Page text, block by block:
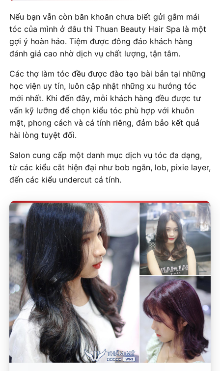
Nếu bạn vẫn còn băn khoăn chưa biết gửi gắm mái
tóc của mình ở đâu thì Thuan Beauty Hair Spa là một
gợi ý hoàn hảo. Tiệm được đông đảo khách hàng
đánh giá cao nhờ dịch vụ chất lượng, tận tâm.
Các thợ làm tóc đều được đào tạo bài bản tại những
học viện uy tín, luôn cập nhật những xu hướng tóc
mới nhất. Khi đến đây, mỗi khách hàng đều được tư
vấn kỹ lưỡng để chọn kiểu tóc phù hợp với khuôn
mặt, phong cách và cá tính riêng, đảm bảo kết quả
hài lòng tuyệt đối.
Salon cung cấp một danh mục dịch vụ tóc đa dạng,
từ các kiểu cắt hiện đại như bob ngắn, lob, pixie layer,
đến các kiểu undercut cá tính.